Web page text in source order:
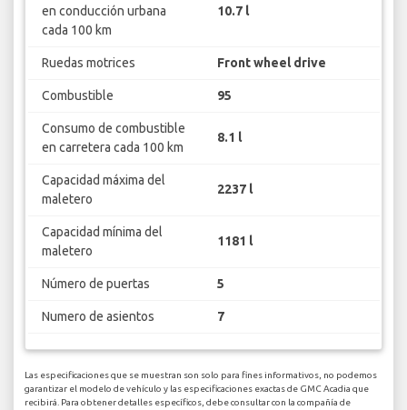
en conducción urbana
cada 100 km
10.7 l
Ruedas motrices Front wheel drive
Combustible 95
Consumo de combustible
en carretera cada 100 km
8.1 l
Capacidad máxima del
maletero
2237 l
Capacidad mínima del
maletero
1181 l
Número de puertas 5
Numero de asientos 7
Las especificaciones que se muestran son solo para fines informativos, no podemos
garantizar el modelo de vehículo y las especificaciones exactas de GMC Acadia que
recibirá. Para obtener detalles específicos, debe consultar con la compañía de